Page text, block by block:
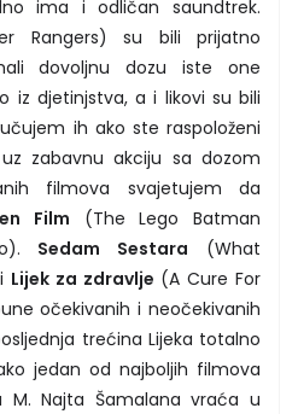
ima i odličan saundtrek.
Rangers) su bili prijatno
dovoljnu dozu iste one
iz djetinjstva, a i likovi su bili
ih ako ste raspoloženi
zabavnu akciju sa dozom
filmova svajetujem da
Film (The Lego Batman
Sedam Sestara (What
Lijek za zdravlje (A Cure For
očekivanih i neočekivanih
trećina Lijeka totalno
jedan od najboljih filmova
M. Najta Šamalana vraća u